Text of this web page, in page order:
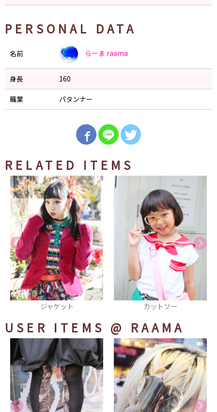
PERSONAL DATA
名前 らーま raama
身長 160
職業 パタンナー
RELATED ITEMS
カットソー ポーチ
USER ITEMS @ RAAMA